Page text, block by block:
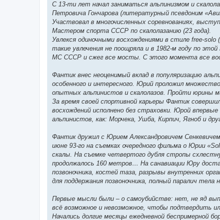
С 13-ти лет начал заниматься альпинизмом и
Петровича Гончарова (литературный псевдоним
Участвовал в многочисленных соревнованиях,
Мастером спорта СССР по скалолазанию (23 года).
Увлекся одиночными восхождениями в стиле free-
такие увлечения не поощряла и в 1982-м году по
МС СССР и сжег все мосты. С этого момента все
Фантик внес неоценимый вклад в популяризацию
особенного и интересного. Юрий проложил
опытных альпинистов и скалолазов. Пройти юрины
За время своей спортивной карьеры Фантик
восхождений исполнено без страховки. Юрой
альпинистов, как: Морчека, Ушба, Кирпич, Ягноб и
Фантик дружил с Юрием Александровичем
июне 93-го на съемках очередного фильма о Юрии
скалы. На съемке четвертого дубля стропы
продолжалось 160 метров… На санавиации Юру
позвоночника, костей таза, разрывы внутренних
для поддержания позвоночника, полный паралич тела
Первые мысли были – о самоубийстве: нет, не яд
всё возможное и невозможное, чтобы подтвердить
Начались долгие месяцы ежедневной беспримерной